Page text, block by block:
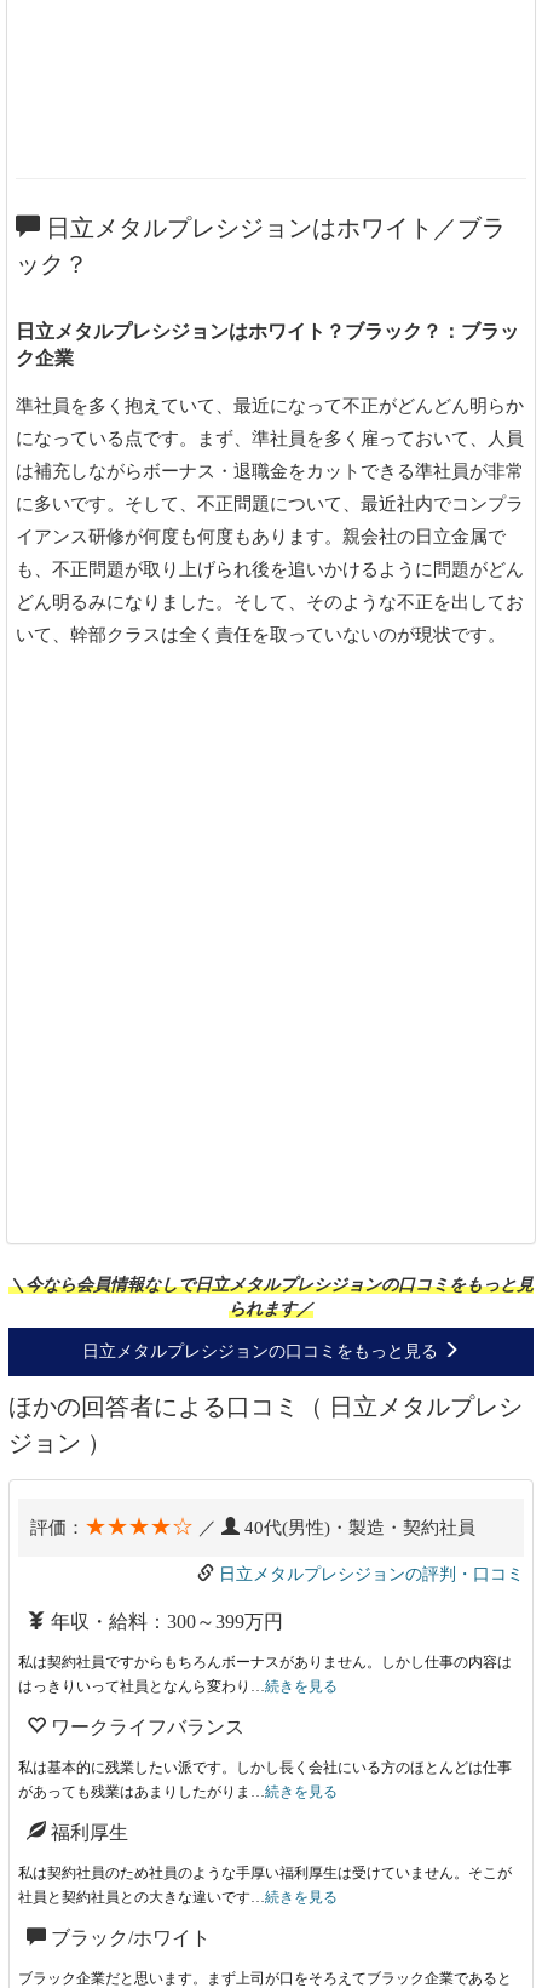
日立メタルプレシジョンはホワイト／ブラ
ック？
日立メタルプレシジョンはホワイト？ブラック？：ブラッ
ク企業
準社員を多く抱えていて、最近になって不正がどんどん明らか
になっている点です。まず、準社員を多く雇っておいて、人員
は補充しながらボーナス・退職金をカットできる準社員が非常
に多いです。そして、不正問題について、最近社内でコンプラ
イアンス研修が何度も何度もあります。親会社の日立金属で
も、不正問題が取り上げられ後を追いかけるように問題がどん
どん明るみになりました。そして、そのような不正を出してお
いて、幹部クラスは全く責任を取っていないのが現状です。
＼今なら会員情報なしで日立メタルプレシジョンの口コミをもっと見
られます／
日立メタルプレシジョンの口コミをもっと見る
ほかの回答者による口コミ（ 日立メタルプレシ
ジョン ）
評価： ★★★★☆ ／ 40代(男性)・製造・契約社員
日立メタルプレシジョンの評判・口コミ
年収・給料：300～399万円
私は契約社員ですからもちろんボーナスがありません。しかし仕事の内容は
はっきりいって社員となんら変わり…続きを見る
ワークライフバランス
私は基本的に残業したい派です。しかし長く会社にいる方のほとんどは仕事
があっても残業はあまりしたがりま…続きを見る
福利厚生
私は契約社員のため社員のような手厚い福利厚生は受けていません。そこが
社員と契約社員との大きな違いです…続きを見る
ブラック/ホワイト
ブラック企業だと思います。まず上司が口をそろえてブラック企業であると